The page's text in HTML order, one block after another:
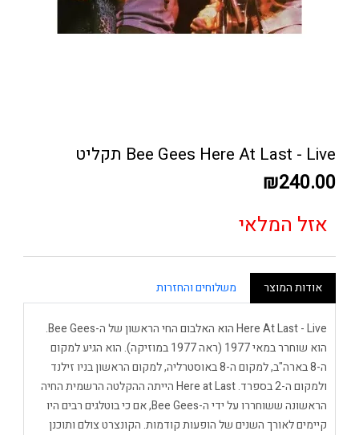
Bee Gees Here At Last - Live תקליט
₪240.00
אזל המלאי
אודות המוצר משלוחים והחזרות
Here At Last - Live הוא האלבום החי הראשון של ה-Bee Gees.
הוא שוחרר במאי 1977 (ראה 1977 במוזיקה). הוא הגיע למקום
ה-8 בארה"ב, למקום ה-8 באוסטרליה, למקום הראשון בניו זילנד
ולמקום ה-2 בספרד. Here at Last הייתה ההקלטה הרשמית החיה
הראשונה ששוחררו על ידי ה-Bee Gees, אם כי בוטלגים רבים היו
קיימים לאורך השנים של הופעות קודמות. הקונצרט צולם ותוכנן